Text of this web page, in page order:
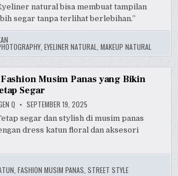
natural bisa membuat tampilan
segar tanpa terlihat berlebihan.”
,EYELINER NATURAL ,MAKEUP NATURAL
Musim Panas yang Bikin
Segar
Q SEPTEMBER 19, 2025
segar dan stylish di musim panas
dress katun floral dan aksesori
,FASHION MUSIM PANAS ,STREET STYLE